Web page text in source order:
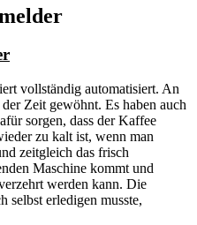
vollständig automatisiert. An
Zeit gewöhnt. Es haben auch
sorgen, dass der Kaffee
zu kalt ist, wenn man
zeitgleich das frisch
Maschine kommt und
werden kann. Die
selbst erledigen musste,